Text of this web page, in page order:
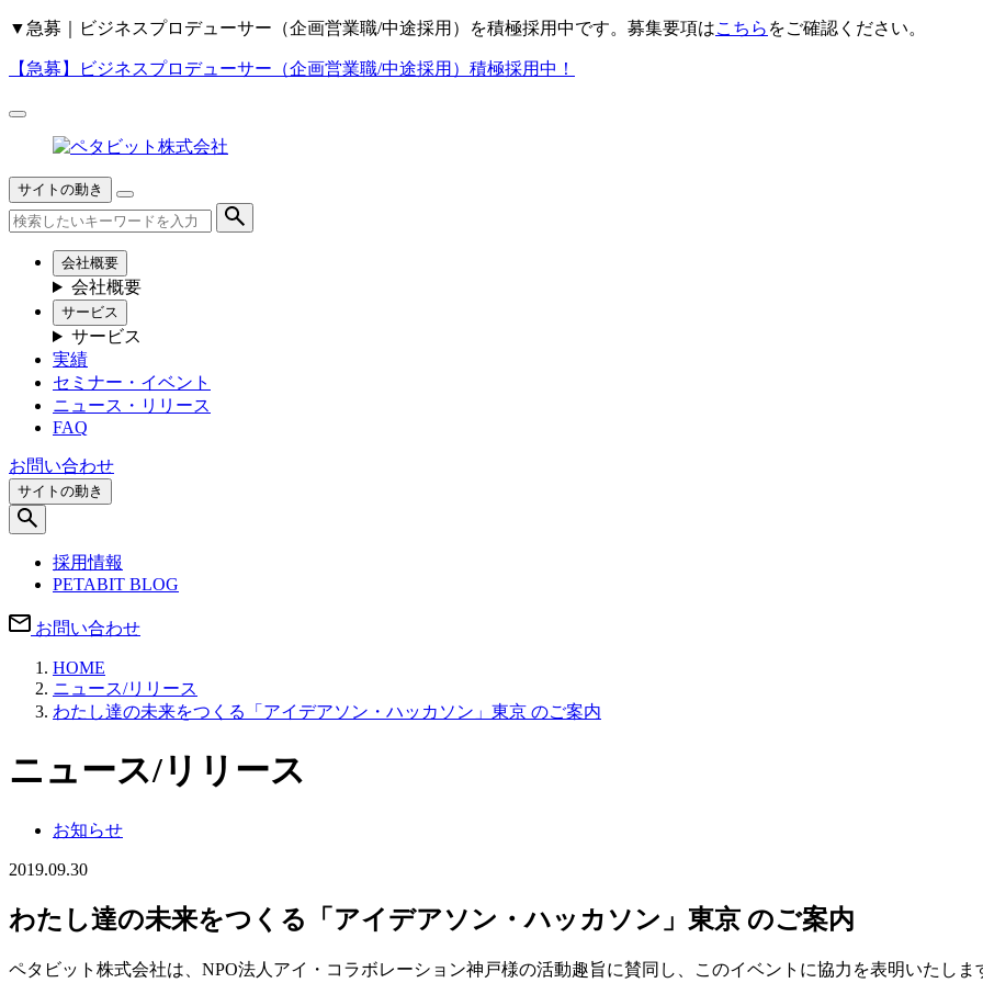
▼ 急募｜ビジネスプロデューサー（企画営業職/中途採用）を積極採用中です。募集要項はこちら をご確認ください。
【急募】 ビジネスプロデューサー（企画営業職/中途採用）積極採用中！
サイトの動き
会社概要
会社概要
サービス
サービス
実績
セミナー・イベント
ニュース・リリース
FAQ
お問い合わせ
サイトの動き
採用情報
PETABIT BLOG
お問い合わせ
HOME
ニュース/リリース
わたし達の未来をつくる「アイデアソン・ハッカソン」東京 のご案内
ニュース/リリース
お知らせ
2019.09.30
わたし達の未来をつくる「アイデアソン・ハッカソン」東京 のご案内
ペタビット株式会社は、NPO法人アイ・コラボレーション神戸様の活動趣旨に賛同し、このイベントに協力を表明いたしま